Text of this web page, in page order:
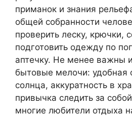
приманок и знания
общей собранности
проверить леску, крючки,
подготовить одежду по
аптечку. Не менее важны
бытовые мелочи: удобная
солнца, аккуратность в
привычка следить за
многие любители отдыха